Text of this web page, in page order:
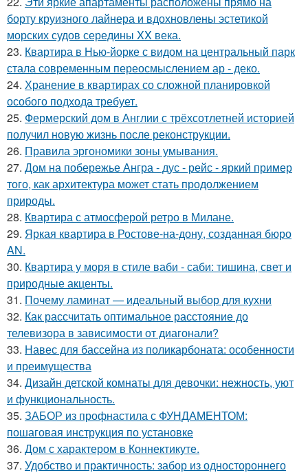
борту круизного лайнера и вдохновлены эстетикой
морских судов середины XX века.
23. Квартира в Нью-йорке с видом на центральный парк
стала современным переосмыслением ар - деко.
24. Хранение в квартирах со сложной планировкой
особого подхода требует.
25. Фермерский дом в Англии с трёхсотлетней историей
получил новую жизнь после реконструкции.
26. Правила эргономики зоны умывания.
27. Дом на побережье Ангра - дус - рейс - яркий пример
того, как архитектура может стать продолжением
природы.
28. Квартира с атмосферой ретро в Милане.
29. Яркая квартира в Ростове-на-дону, созданная бюро
AN.
30. Квартира у моря в стиле ваби - саби: тишина, свет и
природные акценты.
31. Почему ламинат — идеальный выбор для кухни
32. Как рассчитать оптимальное расстояние до
телевизора в зависимости от диагонали?
33. Навес для бассейна из поликарбоната: особенности
и преимущества
34. Дизайн детской комнаты для девочки: нежность, уют
и функциональность.
35. ЗАБОР из профнастила с ФУНДАМЕНТОМ:
пошаговая инструкция по установке
36. Дом с характером в Коннектикуте.
37. Удобство и практичность: забор из одностороннего